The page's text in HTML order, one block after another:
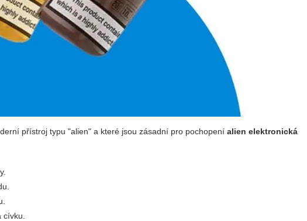
přístroj typu "alien" a které jsou zásadní pro pochopeníalien elektronická